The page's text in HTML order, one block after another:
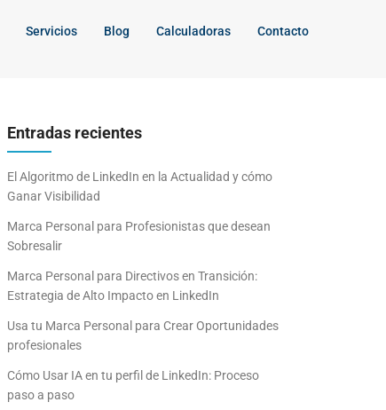
Servicios Blog Calculadoras Contacto
Entradas recientes
El Algoritmo de LinkedIn en la Actualidad y cómo
Ganar Visibilidad
Marca Personal para Profesionistas que desean
Sobresalir
Marca Personal para Directivos en Transición:
Estrategia de Alto Impacto en LinkedIn
Usa tu Marca Personal para Crear Oportunidades
profesionales
Cómo Usar IA en tu perfil de LinkedIn: Proceso
paso a paso